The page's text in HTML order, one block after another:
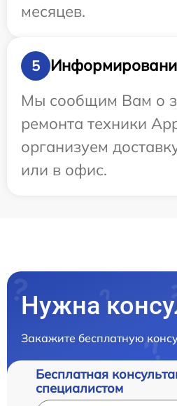
месяцев.
5
Мы сообщим Вам о
ремонта техники
организуем
или в офис.
Нужна
Закажите бесплатную
Бесплатная
специалистом